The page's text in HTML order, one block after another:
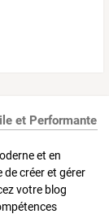
et Performante
et en
créer et gérer
votre blog